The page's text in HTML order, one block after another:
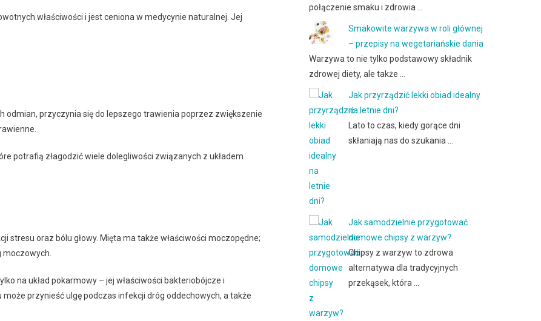
właściwości i jest ceniona w medycynie naturalnej. Jej
odmian, przyczynia się do lepszego trawienia poprzez zwiększenie
potrafią złagodzić wiele dolegliwości związanych z układem
stresu oraz bólu głowy. Mięta ma także właściwości moczopędne;
na układ pokarmowy – jej właściwości bakteriobójcze i
przynieść ulgę podczas infekcji dróg oddechowych, a także
połączenie smaku i zdrowia …
Smakowite warzywa w roli głównej
– przepisy na wegetariańskie dania
Warzywa to nie tylko podstawowy składnik
zdrowej diety, ale także …
Jak przyrządzić lekki obiad idealny
na letnie dni?
Lato to czas, kiedy gorące dni
skłaniają nas do szukania …
Jak samodzielnie przygotować
domowe chipsy z warzyw?
Chipsy z warzyw to zdrowa
alternatywa dla tradycyjnych
przekąsek, która …